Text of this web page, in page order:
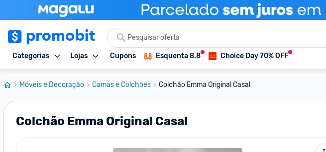
Categorias Lojas Cupons Esquenta 8.8 Choice Day 70% OFF
Móveis e Decoração Camas e Colchões Colchão Emma Original Casal
Colchão Emma Original Casal